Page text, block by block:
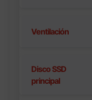
Ventilación
Disco SSD
principal